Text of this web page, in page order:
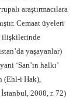
araştırmacılara
Cemaat üyeleri
ilişkilerinde
yaşayanlar)
‘San’ın halkı’
(Ehl-i Hak),
2008, r. 72)